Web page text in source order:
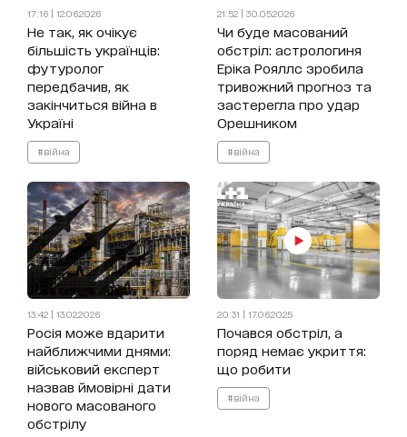
17:16 | 12.06.2026
Не так, як очікує
більшість українців:
футуролог
передбачив, як
закінчиться війна в
Україні
#війна
21:52 | 30.05.2026
Чи буде масований
обстріл: астрологиня
Еріка Рояллс зробила
тривожний прогноз та
застерегла про удар
Орешником
#війна
13:42 | 13.02.2026
Росія може вдарити
найближчими днями:
військовий експерт
назвав ймовірні дати
нового масованого
обстрілу
20:31 | 17.06.2025
Почався обстріл, а
поряд немає укриття:
що робити
#війна